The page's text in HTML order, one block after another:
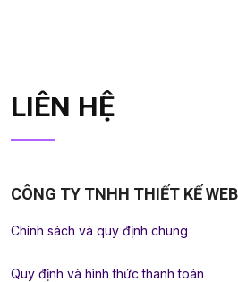
LIÊN HỆ
CÔNG TY TNHH THIẾT KẾ
Chính sách và quy định chung
Quy định và hình thức thanh toán